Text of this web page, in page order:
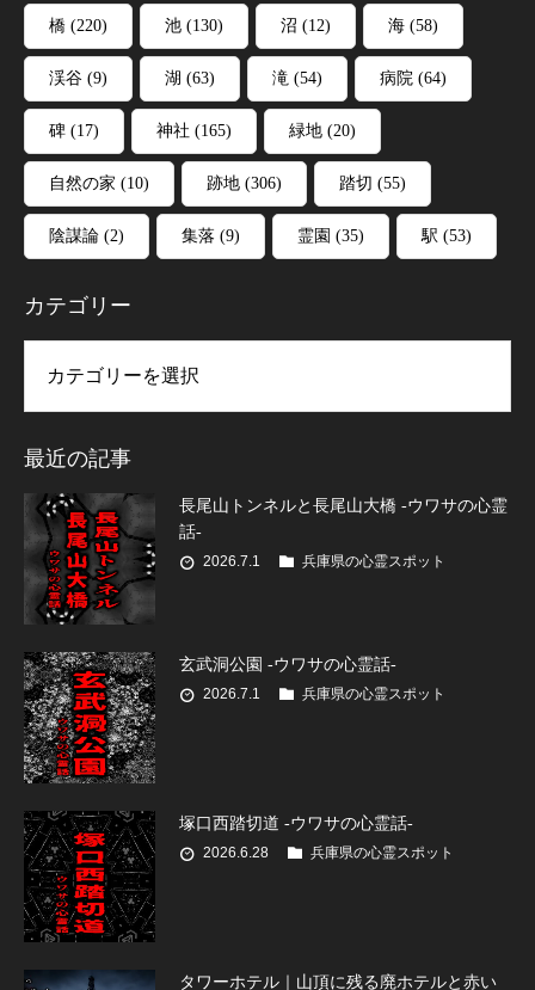
橋 (220) 池 (130) 沼 (12) 海 (58)
渓谷 (9) 湖 (63) 滝 (54) 病院 (64)
碑 (17) 神社 (165) 緑地 (20)
自然の家 (10) 跡地 (306) 踏切 (55)
陰謀論 (2) 集落 (9) 霊園 (35) 駅 (53)
カテゴリー
最近の記事
長尾山トンネルと長尾山大橋 -ウワサの心霊
話-
2026.7.1 兵庫県の心霊スポット
玄武洞公園 -ウワサの心霊話-
2026.7.1 兵庫県の心霊スポット
塚口西踏切道 -ウワサの心霊話-
2026.6.28 兵庫県の心霊スポット
タワーホテル｜山頂に残る廃ホテルと赤い